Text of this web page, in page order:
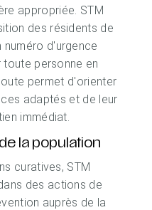
appropriée. STM
des résidents de
numéro d'urgence
personne en
permet d'orienter
adaptés et de leur
immédiat.
la population
curatives, STM
des actions de
auprès de la